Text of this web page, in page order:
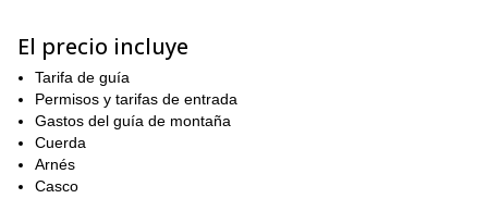
nuestro equipo para abordar el tramo final de nuestro ascenso a
Mítikas (2918m) (1h – 1.5h). El pico Skala es el punto de partida
del popular sendero Kakoskala (una de las dos rutas disponibles
hacia la cima). Después de disfrutar de la vista desde la cima,
regresaremos por el mismo camino.
Ten en cuenta que aunque este tour da la bienvenida a
principiantes en ascenso de montañas, y que seguiremos una
El precio incluye
Tarifa de guía
Permisos y tarifas de entrada
Gastos del guía de montaña
Cuerda
Arnés
Casco